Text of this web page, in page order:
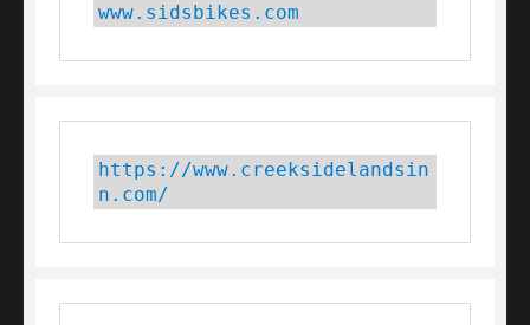
www.sidsbikes.com
https://www.creeksidelandsin
n.com/